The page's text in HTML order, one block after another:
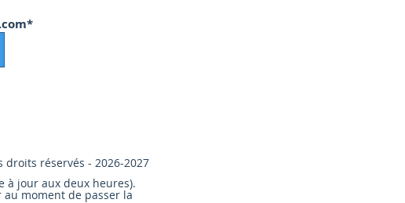
droits réservés - 2026-2027
à jour aux deux heures).
moment de passer la